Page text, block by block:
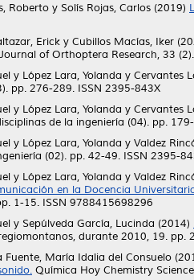
Roberto y Solís Rojas, Carlos (2019)
Erick y Cubillos Macías, Iker
Journal of Orthoptera Research, 33
y López Lara, Yolanda y Cervantes
pp. 276-289. ISSN 2395-843X
y López Lara, Yolanda y Cervantes
de la ingeniería (04). pp.
y López Lara, Yolanda y Valdez
(02). pp. 42-49. ISSN 2395-
y López Lara, Yolanda y Valdez
en la Docencia
1-15. ISSN 9788415698296
y Sepúlveda García, Lucinda (2014)
durante 2010, 19. pp.
Fuente, María Idalia del Consuelo
Química Hoy Chemistry